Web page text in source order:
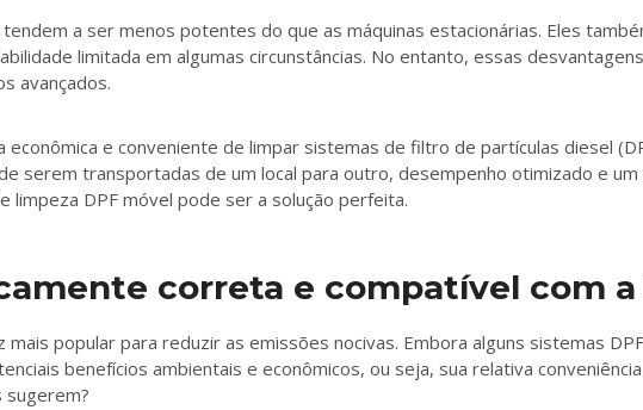
a ser menos potentes do que as máquinas estacionárias. Eles
limitada em algumas circunstâncias. No entanto, essas
avançados.
e conveniente de limpar sistemas de filtro de partículas diesel
serem transportadas de um local para outro, desempenho otimizado e
limpeza DPF móvel pode ser a solução perfeita.
correta e compatível com a
popular para reduzir as emissões nocivas. Embora alguns sistemas
benefícios ambientais e econômicos, ou seja, sua relativa
sugerem?